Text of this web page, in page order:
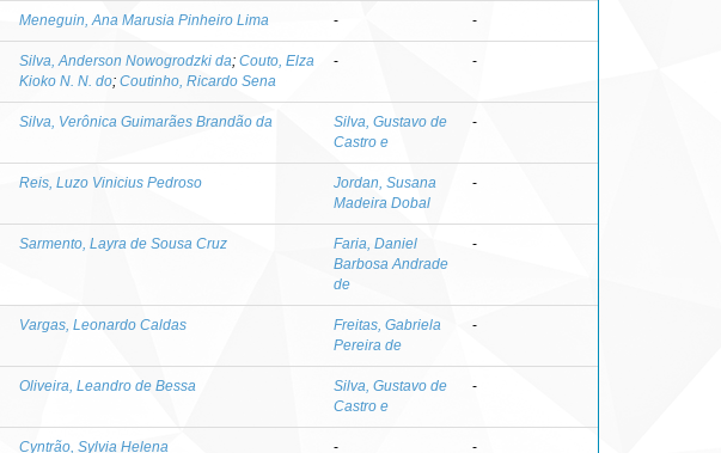
Meneguin, Ana Marusia Pinheiro Lima - -
Silva, Anderson Nowogrodzki da; Couto, Elza
Kioko N. N. do; Coutinho, Ricardo Sena
- -
Silva, Verônica Guimarães Brandão da
Silva, Gustavo de
Castro e
-
Reis, Luzo Vinicius Pedroso
Jordan, Susana
Madeira Dobal
-
Sarmento, Layra de Sousa Cruz
Faria, Daniel
Barbosa Andrade
de
-
Vargas, Leonardo Caldas
Freitas, Gabriela
Pereira de
-
Oliveira, Leandro de Bessa
Silva, Gustavo de
Castro e
-
Cyntrão, Sylvia Helena - -